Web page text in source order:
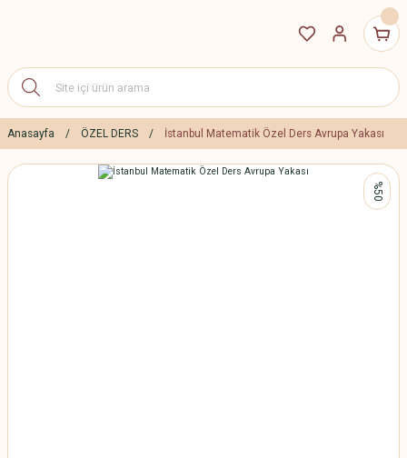
Anasayfa ÖZEL DERS İstanbul Matematik Özel Ders Avrupa Yakası
%50